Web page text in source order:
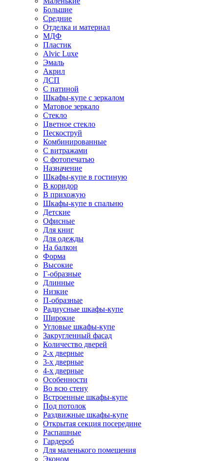
Большие
Средние
Отделка и материал
МДФ
Пластик
Alvic Luxe
Эмаль
Акрил
ДСП
С патиной
Шкафы-купе с зеркалом
Матовое зеркало
Стекло
Цветное стекло
Пескоструй
Комбинированные
С витражами
С фотопечатью
Назначение
Шкафы-купе в гостиную
В коридор
В прихожую
Шкафы-купе в спальню
Детские
Офисные
Для книг
Для одежды
На балкон
Форма
Высокие
Г-образные
Длинные
Низкие
П-образные
Радиусные шкафы-купе
Широкие
Угловые шкафы-купе
Закругленный фасад
Количество дверей
2-х дверные
3-х дверные
4-х дверные
Особенности
Во всю стену
Встроенные шкафы-купе
Под потолок
Раздвижные шкафы-купе
Открытая секция посередине
Распашные
Гардероб
Для маленького помещения
Эконом